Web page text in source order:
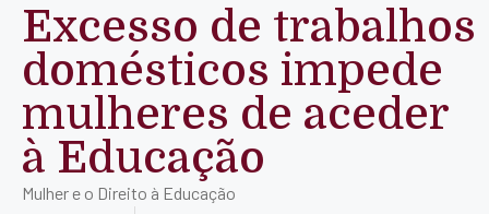
Excesso de trabalhos
domésticos impede
mulheres de aceder
à Educação
Mulher e o Direito à Educação